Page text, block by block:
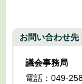
お問い合わせ先
議会事務局
電話：049-